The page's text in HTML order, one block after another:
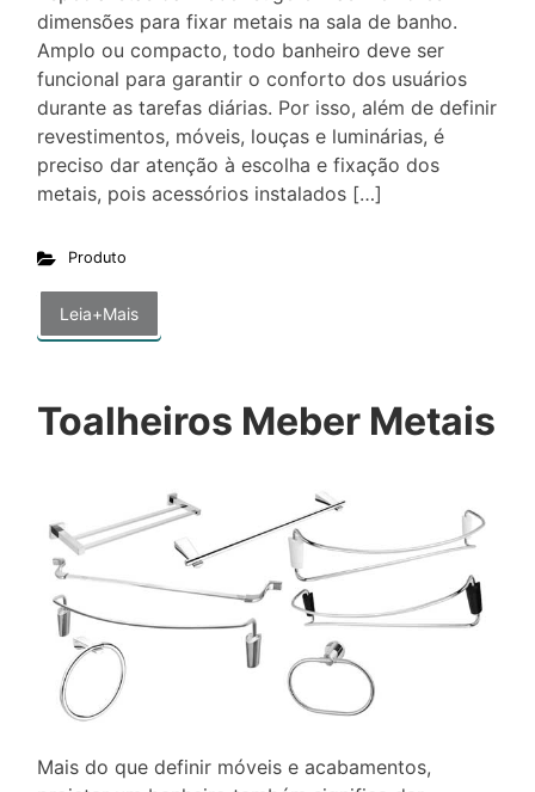
dimensões para fixar metais na sala de banho.
Amplo ou compacto, todo banheiro deve ser
funcional para garantir o conforto dos usuários
durante as tarefas diárias. Por isso, além de definir
revestimentos, móveis, louças e luminárias, é
preciso dar atenção à escolha e fixação dos
metais, pois acessórios instalados […]
Produto
Leia+Mais
Toalheiros Meber Metais
Mais do que definir móveis e acabamentos,